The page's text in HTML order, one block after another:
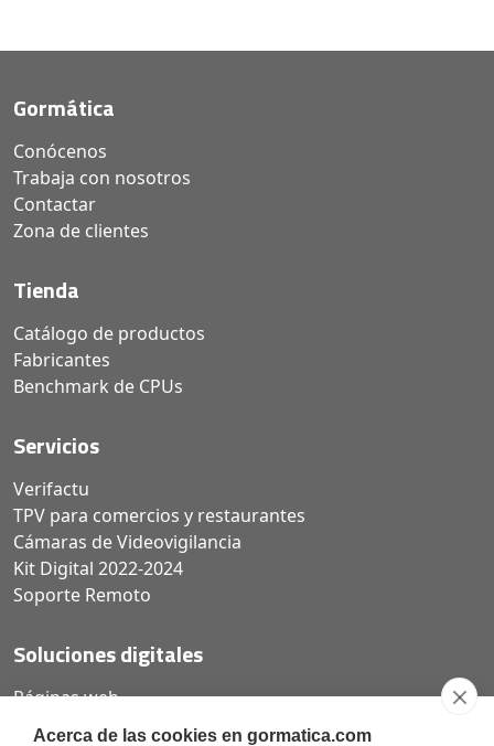
Acerca de las cookies en gormatica.com
Gormática
Conócenos
Trabaja con nosotros
Contactar
Zona de clientes
Tienda
Catálogo de productos
Fabricantes
Benchmark de CPUs
Servicios
Verifactu
TPV para comercios y restaurantes
Cámaras de Videovigilancia
Kit Digital 2022-2024
Soporte Remoto
Soluciones digitales
Páginas web
Tiendas online